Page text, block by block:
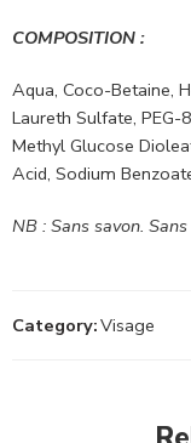
COMPOSITION :
Aqua, Coco-Betaine,
Laureth Sulfate, PEG-
Methyl Glucose
Acid, Sodium
NB : Sans savon.
Category:Visage